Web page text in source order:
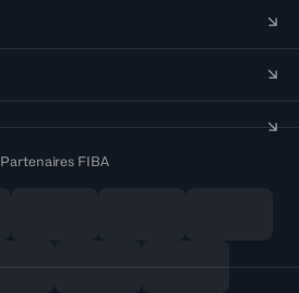
Partenaires FIBA